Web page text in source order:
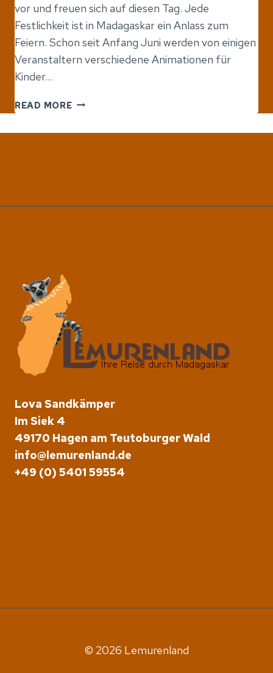
vor und freuen sich auf diesen Tag. Jede
Festlichkeit ist in Madagaskar ein Anlass zum
Feiern. Schon seit Anfang Juni werden von einigen
Veranstaltern verschiedene Animationen für
Kinder…
READ MOREDAS
DER
Lova Sandkämper
Im Siek 4
49170 Hagen am Teutoburger Wald
info@lemurenland.de
+49 (0) 5401 59554
© 2026 Lemurenland